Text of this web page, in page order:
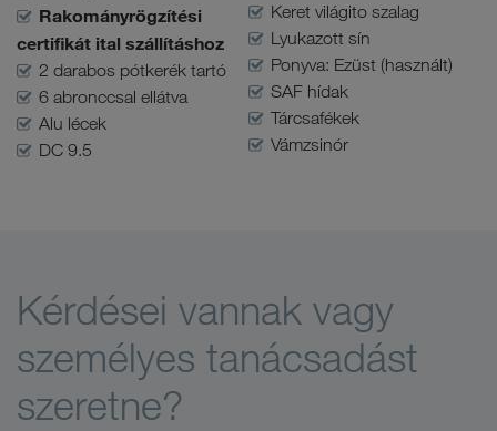
Rakományrögzítési
certifikát ital szállításhoz
2 darabos pótkerék tartó
6 abronccsal ellátva
Alu lécek
DC 9.5
Keret világito szalag
Lyukazott sín
Ponyva: Ezüst (használt)
SAF hídak
Tárcsafékek
Vámzsinór
Kérdései vannak vagy
személyes tanácsadást
szeretne?